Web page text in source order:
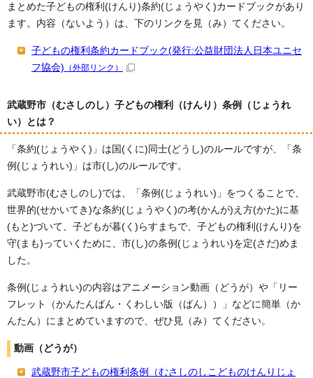
まとめた子どもの権利(けんり)条約(じょうやく)カードブックがあり
ます。内容（ないよう）は、下のリンクを見（み）てください。
子どもの権利条約カードブック(発行:公益財団法人日本ユニセ
フ協会) （外部リンク）
武蔵野市（むさしのし）子どもの権利（けんり）条例（じょうれ
い）とは？
「条約(じょうやく)」は国(くに)同士(どうし)のルールですが、「条
例(じょうれい)」は市(し)のルールです。
武蔵野市(むさしのし)では、「条例(じょうれい)」をつくることで、
世界的(せかいてき)な条約(じょうやく)の考(かんが)え方(かた)に基
(もと)づいて、子どもが暮(く)らすまちで、子どもの権利(けんり)を
守(まも)っていくために、市(し)の条例(じょうれい)を定(さだ)めま
した。
条例(じょうれい)の内容はアニメーション動画（どうが）や「リー
フレット（かんたんばん・くわしい版（ばん））」などに簡単（か
んたん）にまとめていますので、ぜひ見（み）てください。
動画（どうが）
武蔵野市子どもの権利条例（むさしのしこどものけんりじょ